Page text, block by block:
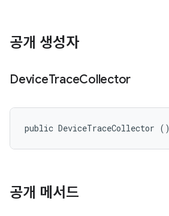
공개 생성자
DeviceTraceCollector
public DeviceTraceCollector ()
공개 메서드